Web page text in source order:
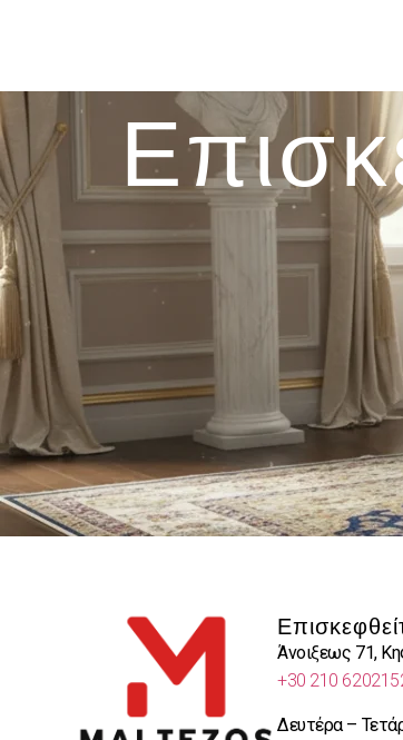
Άνοιξεως 71,
+30 210
Δευτέρα –